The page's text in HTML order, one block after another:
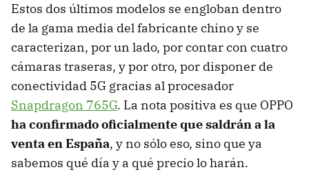
Estos dos últimos modelos se engloban dentro
de la gama media del fabricante chino y se
caracterizan, por un lado, por contar con cuatro
cámaras traseras, y por otro, por disponer de
conectividad 5G gracias al procesador
Snapdragon 765G. La nota positiva es que OPPO
ha confirmado oficialmente que saldrán a la
venta en España, y no sólo eso, sino que ya
sabemos qué día y a qué precio lo harán.